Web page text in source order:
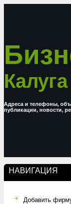
Калуга
Адреса и телефоны,
публикации, новости,
НАВИГАЦИЯ
Добавить